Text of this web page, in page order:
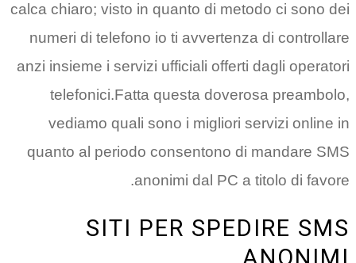
calca chiaro; visto in quanto di
numeri di telefono io ti
anzi insieme i servizi ufficiali
telefonici.Fatta questa
vediamo quali sono i
quanto al periodo
anonimi dal
SITI PER